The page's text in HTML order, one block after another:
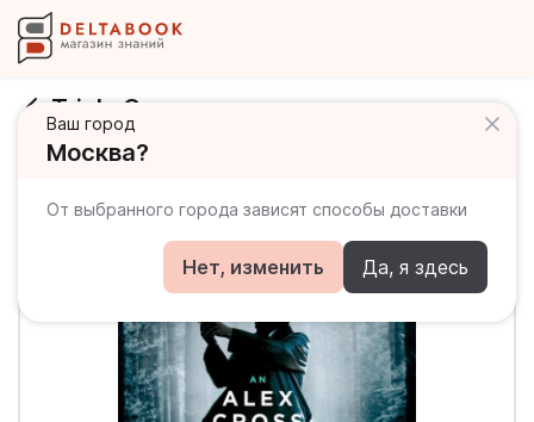
Ваш город
Москва?
От выбранного города зависят способы доставки
Нет, изменить Да, я здесь
Triple Cross